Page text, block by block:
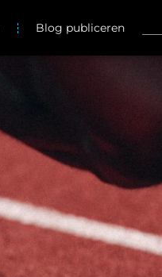
Blog publiceren